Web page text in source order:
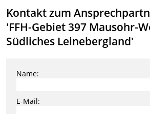
Kontakt zum
'FFH-Gebiet 397 Mausohr-
Südliches Leinebergland'
Name:
E-Mail: